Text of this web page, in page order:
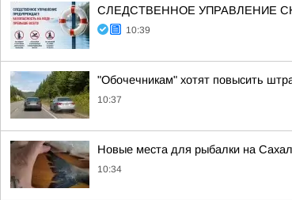
СЛЕДСТВЕННОЕ УПРАВЛЕНИЕ
10:39
"Обочечникам" хотят повысить
10:37
Новые места для рыбалки на
10:34